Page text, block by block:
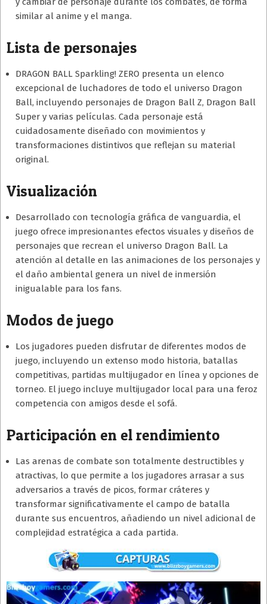
similar al anime y el manga.
Lista de personajes
DRAGON BALL Sparkling! ZERO presenta un elenco
excepcional de luchadores de todo el universo Dragon
Ball, incluyendo personajes de Dragon Ball Z, Dragon Ball
Super y varias películas. Cada personaje está
cuidadosamente diseñado con movimientos y
transformaciones distintivos que reflejan su material
original.
Visualización
Desarrollado con tecnología gráfica de vanguardia, el
juego ofrece impresionantes efectos visuales y diseños de
personajes que recrean el universo Dragon Ball. La
atención al detalle en las animaciones de los personajes y
el daño ambiental genera un nivel de inmersión
inigualable para los fans.
Modos de juego
Los jugadores pueden disfrutar de diferentes modos de
juego, incluyendo un extenso modo historia, batallas
competitivas, partidas multijugador en línea y opciones de
torneo. El juego incluye multijugador local para una feroz
competencia con amigos desde el sofá.
Participación en el rendimiento
Las arenas de combate son totalmente destructibles y
atractivas, lo que permite a los jugadores arrasar a sus
adversarios a través de picos, formar cráteres y
transformar significativamente el campo de batalla
durante sus encuentros, añadiendo un nivel adicional de
complejidad estratégica a cada partida.